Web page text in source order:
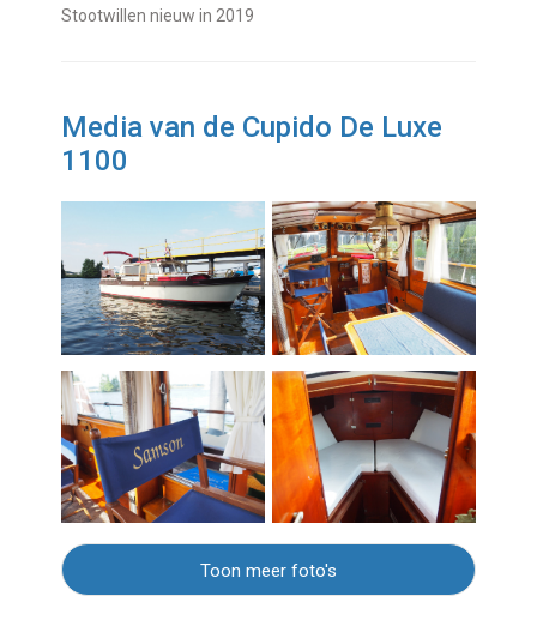
stootwillen nieuw in 2019
Media van de Cupido De Luxe
1100
Toon meer foto's